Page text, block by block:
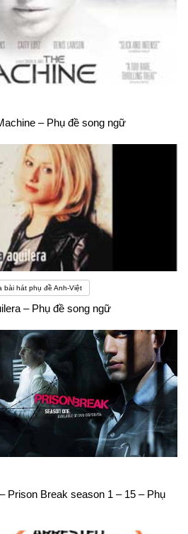
– Phụ đề song ngữ
bài hát phụ đề Anh-Việt
– Phụ đề song ngữ
Prison Break season 1 – 15 – Phụ